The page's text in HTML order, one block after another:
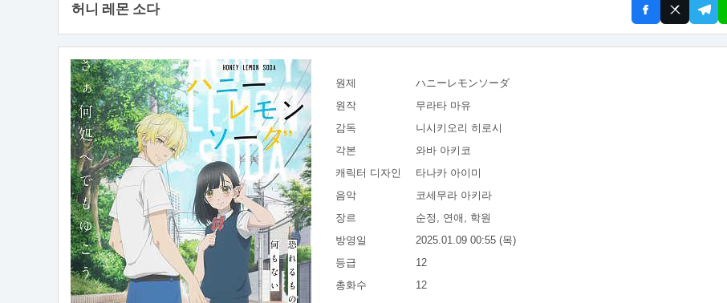
허니 레몬 소다
원제
ハニーレモンソーダ
원작
무라타 마유
감독
니시키오리 히로시
각본
와바 아키코
캐릭터 디자인
타나카 아이미
음악
코세무라 아키라
장르
순정, 연애, 학원
방영일
2025.01.09 00:55 (목)
등급
12
총화수
12